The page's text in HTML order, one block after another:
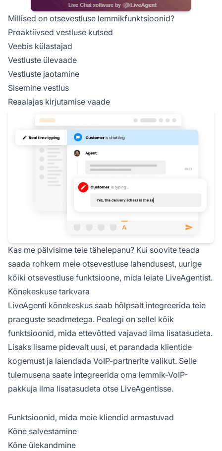
Millised on otsevestluse lemmikfunktsioonid?
Proaktiivsed vestluse kutsed
Veebis külastajad
Vestluste ülevaade
Vestluste jaotamine
Sisemine vestlus
Reaalajas kirjutamise vaade
Kas me pälvisime teie tähelepanu? Kui soovite teada
saada rohkem meie otsevestluse lahendusest, uurige
kõiki otsevestluse funktsioone, mida leiate LiveAgentist.
Kõnekeskuse tarkvara
LiveAgenti kõnekeskus saab hõlpsalt integreerida teie
praeguste seadmetega. Pealegi on sellel kõik
funktsioonid, mida ettevõtted vajavad ilma lisatasudeta.
Lisaks lisame pidevalt uusi, et parandada klientide
kogemust ja laiendada VoIP-partnerite valikut. Selle
tulemusena saate integreerida oma lemmik-VoIP-
pakkuja ilma lisatasudeta otse LiveAgentisse.
Funktsioonid, mida meie kliendid armastuvad
Kõne salvestamine
Kõne ülekandmine